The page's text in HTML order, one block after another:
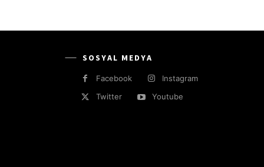
SOSYAL MEDYA
Facebook
Instagram
Twitter
Youtube